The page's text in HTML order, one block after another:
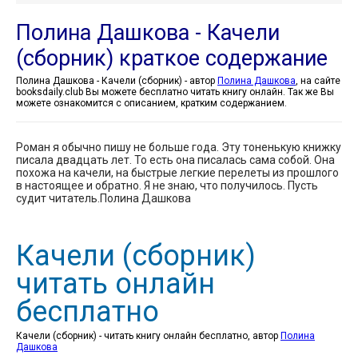
Полина Дашкова - Качели
(сборник) краткое содержание
Полина Дашкова - Качели (сборник) - автор Полина Дашкова , на сайте
booksdaily.club Вы можете бесплатно читать книгу онлайн. Так же Вы
можете ознакомится с описанием, кратким содержанием.
Роман я обычно пишу не больше года. Эту тоненькую книжку
писала двадцать лет. То есть она писалась сама собой. Она
похожа на качели, на быстрые легкие перелеты из прошлого
в настоящее и обратно. Я не знаю, что получилось. Пусть
судит читатель.Полина Дашкова
Качели (сборник)
читать онлайн
бесплатно
Качели (сборник) - читать книгу онлайн бесплатно, автор Полина
Дашкова